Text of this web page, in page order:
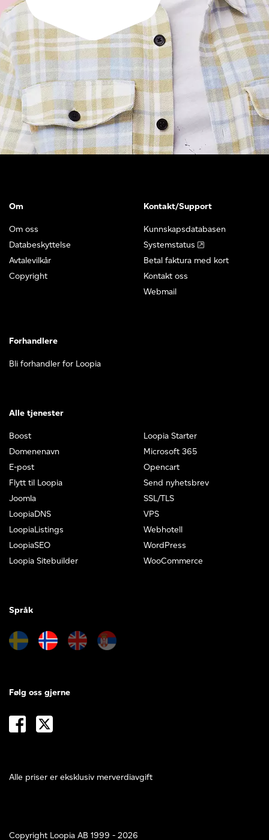
Om
Om oss
Databeskyttelse
Avtalevilkår
Copyright
Kontakt/Support
Kunnskapsdatabasen
Systemstatus
Betal faktura med kort
Kontakt oss
Webmail
Forhandlere
Bli forhandler for Loopia
Alle tjenester
Boost
Domenenavn
E-post
Flytt til Loopia
Joomla
LoopiaDNS
LoopiaListings
LoopiaSEO
Loopia Sitebuilder
Loopia Starter
Microsoft 365
Opencart
Send nyhetsbrev
SSL/TLS
VPS
Webhotell
WordPress
WooCommerce
Språk
Alle priser er eksklusiv merverdiavgift
Følg oss gjerne
Copyright Loopia AB 1999 - 2026